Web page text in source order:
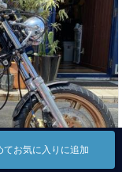
てお気に入りに追加
てお気に入りに追加
てお気に入りに追加